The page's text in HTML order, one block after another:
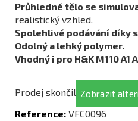
Průhledné tělo se
realistický vzhled.
Spolehlivé podávání díky
Odolný a lehký polymer.
Vhodný i pro H&K M110 A1
Prodej skončil Zobrazit
Reference: VFC0096